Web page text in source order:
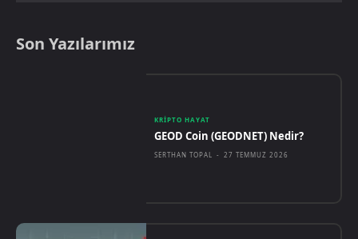
Son Yazılarımız
KRIPTO HAYAT
GEOD Coin (GEODNET) Nedir?
SERTHAN TOPAL - 27 TEMMUZ 2026